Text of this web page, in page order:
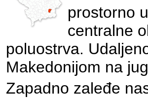
prostorno
centralne
poluostrva.
Makedonijom na
Zapadno zaleđe